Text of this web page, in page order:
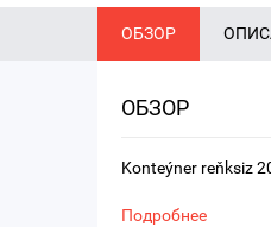
ОБЗОР
ОБЗОР
Konteýner reňksiz
Подробнее